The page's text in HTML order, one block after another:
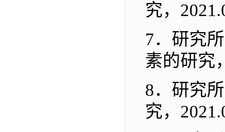
究，
7． 研究
素的研究
8． 研究
究，